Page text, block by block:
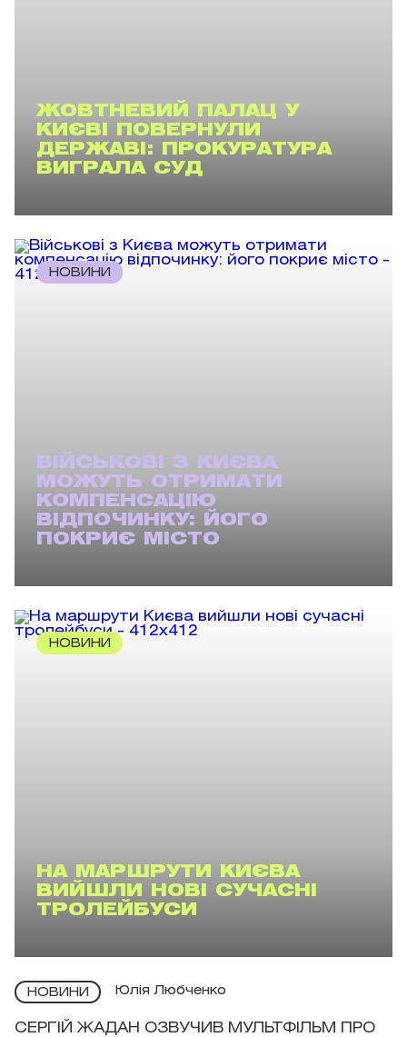
ЖОВТНЕВИЙ ПАЛАЦ У
КИЄВІ ПОВЕРНУЛИ
ДЕРЖАВІ: ПРОКУРАТУРА
ВИГРАЛА СУД
НОВИНИ
ВІЙСЬКОВІ З КИЄВА
МОЖУТЬ ОТРИМАТИ
КОМПЕНСАЦІЮ
ВІДПОЧИНКУ: ЙОГО
ПОКРИЄ МІСТО
НОВИНИ
НА МАРШРУТИ КИЄВА
ВИЙШЛИ НОВІ СУЧАСНІ
ТРОЛЕЙБУСИ
НОВИНИ Юлія Любченко
СЕРГІЙ ЖАДАН ОЗВУЧИВ МУЛЬТФІЛЬМ ПРО